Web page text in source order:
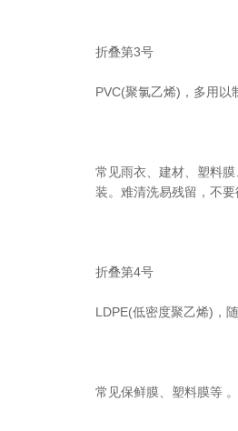
折叠第3号
PVC(聚氯乙烯)，多用以
常见雨衣、建材、塑料
装。难清洗易残留，不要
折叠第4号
LDPE(低密度聚乙烯)，
常见保鲜膜、塑料膜等